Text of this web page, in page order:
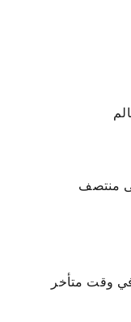
5 صباحًا حتى منتصف
وقت متأخر